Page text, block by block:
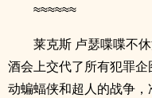
≈≈≈≈≈≈
莱克斯 卢瑟喋喋不
酒会上交代了所有犯罪
动蝙蝠侠和超人的战争